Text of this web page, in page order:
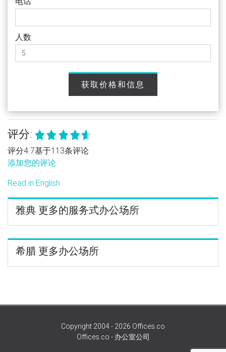
人数
获取价格和信息
评分:
评分4.7基于113条评论
添加您的评论
Read in English
雅典 更多的服务式办公场所
希腊 更多办公场所
Copyright 2004 - 2026 Offices.co
Offices.co - 办公室公司